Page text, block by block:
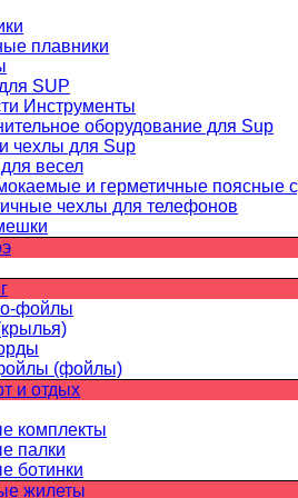
плавники
SUP
Инструменты
оборудование для Sup
чехлы для Sup
весел
и герметичные поясные
чехлы для телефонов
фойлы
(фойлы)
и отдых
комплекты
палки
ботинки
жилеты